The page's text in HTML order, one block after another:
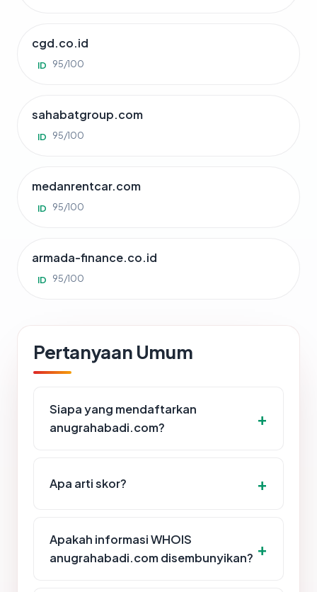
cgd.co.id
ID 95/100
sahabatgroup.com
ID 95/100
medanrentcar.com
ID 95/100
armada-finance.co.id
ID 95/100
Pertanyaan Umum
Siapa yang mendaftarkan
anugrahabadi.com?
Apa arti skor?
Apakah informasi WHOIS
anugrahabadi.com disembunyikan?